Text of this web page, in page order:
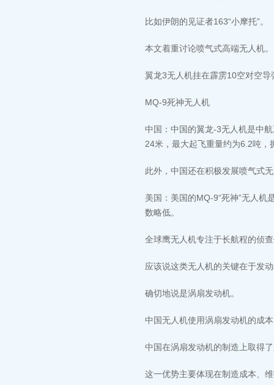
比如伊朗的见证者163“小摩托”。
本文着重讨论喷气式高端无人机。
翼龙3无人机挂在霹雳10空对空导
MQ-9死神无人机
中国：中国的翼龙-3无人机是中
24米，最大起飞重量约为6.2吨
此外，中国还在积极发展喷气式
美国：美国的MQ-9“死神”无人
数略低。
全球鹰无人机专注于长航程的侦
应该说这类无人机的关键在于发
确切地说是涡扇发动机。
中国无人机使用涡扇发动机的成
中国在涡扇发动机的制造上取得
这一优势主要体现在制造成本、